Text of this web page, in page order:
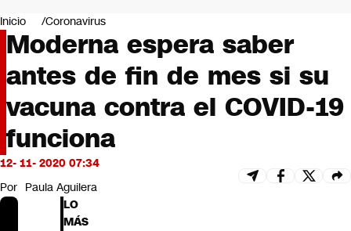
Negocios
Deportes
Programas completos
Cultura
Servicios
Bits
CNN tiempo
Futuro 360
Inicio Coronavirus
Moderna espera saber
antes de fin de mes si su
vacuna contra el COVID-19
funciona
12- 11- 2020 07:34
Por Paula Aguilera
LO
MÁS